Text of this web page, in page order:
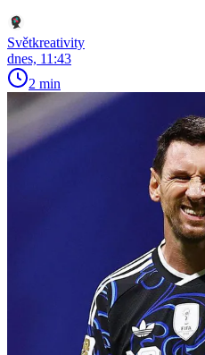
Světkreativity
dnes, 11:43
2 min